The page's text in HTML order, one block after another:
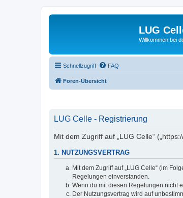
LUG
Willkommen bei
Schnellzugriff FAQ
Foren-Übersicht
LUG Celle - Registrierung
Mit dem Zugriff auf „LUG Celle“
1. NUTZUNGSVERTRAG
Mit dem Zugriff auf „LUG Celle“ (im
Regelungen einverstanden.
Wenn du mit diesen Regelungen nicht
Der Nutzungsvertrag wird auf